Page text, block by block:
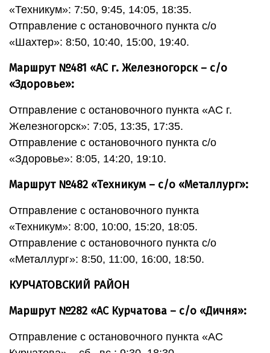
«Техникум»: 7:50, 9:45, 14:05, 18:35.
Отправление с остановочного пункта с/о
«Шахтер»: 8:50, 10:40, 15:00, 19:40.
Маршрут №481 «АС г. Железногорск – с/о
«Здоровье»:
Отправление с остановочного пункта «АС г.
Железногорск»: 7:05, 13:35, 17:35.
Отправление с остановочного пункта с/о
«Здоровье»: 8:05, 14:20, 19:10.
Маршрут №482 «Техникум – с/о «Металлург»:
Отправление с остановочного пункта
«Техникум»: 8:00, 10:00, 15:20, 18:05.
Отправление с остановочного пункта с/о
«Металлург»: 8:50, 11:00, 16:00, 18:50.
КУРЧАТОВСКИЙ РАЙОН
Маршрут №282 «АС Курчатова – с/о «Дичня»:
Отправление с остановочного пункта «АС